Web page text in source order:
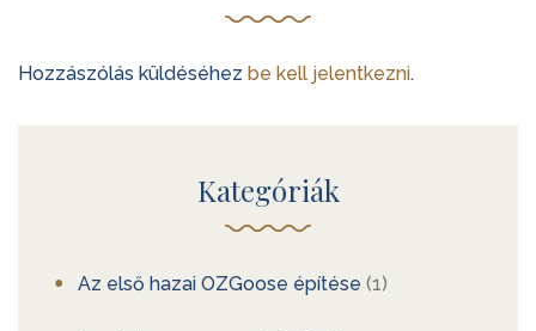
Hozzászólás küldéséhez be kell jelentkezni.
Kategóriák
Az első hazai OZGoose építése (1)